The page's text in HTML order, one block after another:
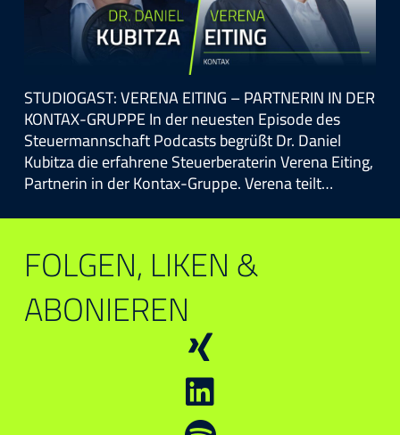
STUDIOGAST: VERENA EITING – PARTNERIN IN DER
KONTAX-GRUPPE In der neuesten Episode des
Steuermannschaft Podcasts begrüßt Dr. Daniel
Kubitza die erfahrene Steuerberaterin Verena Eiting,
Partnerin in der Kontax-Gruppe. Verena teilt…
FOLGEN, LIKEN &
ABONIEREN